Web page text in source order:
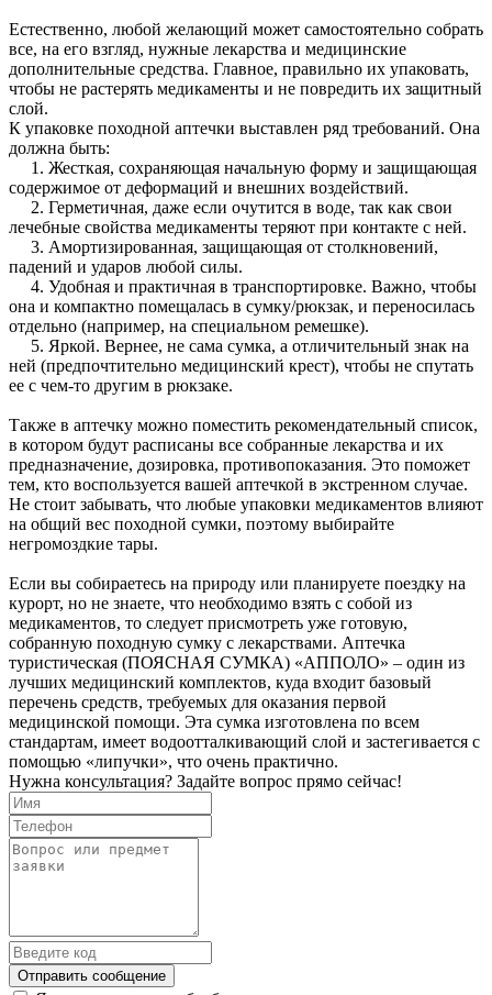
Естественно, любой желающий может самостоятельно собрать
все, на его взгляд, нужные лекарства и медицинские
дополнительные средства. Главное, правильно их упаковать,
чтобы не растерять медикаменты и не повредить их защитный
слой.
К упаковке походной аптечки выставлен ряд требований. Она
должна быть:
1. Жесткая, сохраняющая начальную форму и защищающая
содержимое от деформаций и внешних воздействий.
2. Герметичная, даже если очутится в воде, так как свои
лечебные свойства медикаменты теряют при контакте с ней.
3. Амортизированная, защищающая от столкновений,
падений и ударов любой силы.
4. Удобная и практичная в транспортировке. Важно, чтобы
она и компактно помещалась в сумку/рюкзак, и переносилась
отдельно (например, на специальном ремешке).
5. Яркой. Вернее, не сама сумка, а отличительный знак на
ней (предпочтительно медицинский крест), чтобы не спутать
ее с чем-то другим в рюкзаке.
Также в аптечку можно поместить рекомендательный список,
в котором будут расписаны все собранные лекарства и их
предназначение, дозировка, противопоказания. Это поможет
тем, кто воспользуется вашей аптечкой в экстренном случае.
Не стоит забывать, что любые упаковки медикаментов влияют
на общий вес походной сумки, поэтому выбирайте
негромоздкие тары.
Если вы собираетесь на природу или планируете поездку на
курорт, но не знаете, что необходимо взять с собой из
медикаментов, то следует присмотреть уже готовую,
собранную походную сумку с лекарствами. Аптечка
туристическая (ПОЯСНАЯ СУМКА) «АППОЛО» – один из
лучших медицинский комплектов, куда входит базовый
перечень средств, требуемых для оказания первой
медицинской помощи. Эта сумка изготовлена по всем
стандартам, имеет водоотталкивающий слой и застегивается с
помощью «липучки», что очень практично.
Нужна консультация? Задайте вопрос прямо сейчас!
Отправить сообщение